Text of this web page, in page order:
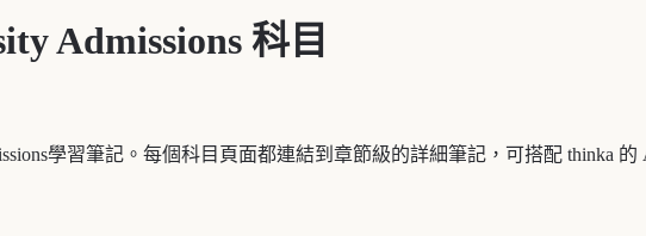
Admissions 科目
學習筆記。每個科目頁面都連結到章節級的詳細筆記，可搭配 thinka